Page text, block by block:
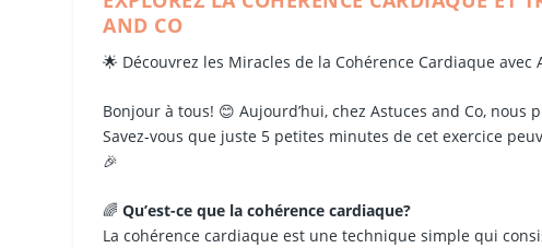
AND CO
🌟 Découvrez les Miracles de la Cohérence Cardiaque avec
Bonjour à tous! 😊 Aujourd’hui, chez Astuces and Co,
Savez-vous que juste 5 petites minutes de cet exercice
🎉
🌈Qu’est-ce que la cohérence cardiaque?
La cohérence cardiaque est une technique simple qui